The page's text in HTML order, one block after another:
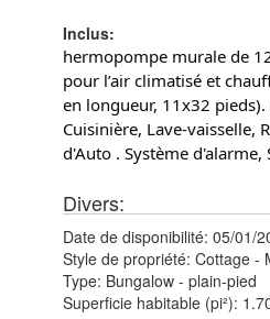
Inclus:
hermopompe murale de
pour l’air climatisé et
en longueur, 11x32
Cuisinière, Lave-vaisselle,
d'Auto . Système d'alarme,
Divers:
Date de disponibilité: 05/01/
Style de propriété: Cottage -
Type: Bungalow - plain-pied
Superficie habitable (pi²):